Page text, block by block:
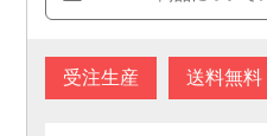
受注生産 送料無料